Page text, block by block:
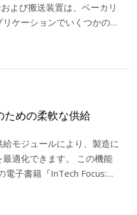
よび搬送装置は、ベーカリ
ケーションでいくつかの用
ための柔軟な供給
モジュールにより、製造に
適化できます。 この機能
電子書籍『InTech Focus: